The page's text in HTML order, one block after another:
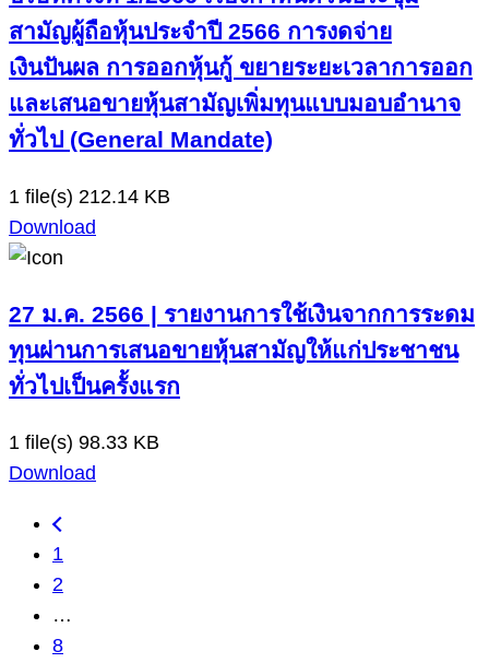
สามัญผู้ถือหุ้นประจำปี 2566 การงดจ่าย
เงินปันผล การออกหุ้นกู้ ขยายระยะเวลาการออก
และเสนอขายหุ้นสามัญเพิ่มทุนแบบมอบอำนาจ
ทั่วไป (General Mandate)
1 file(s) 212.14 KB
Download
27 ม.ค. 2566 | รายงานการใช้เงินจากการระดม
ทุนผ่านการเสนอขายหุ้นสามัญให้แก่ประชาชน
ทั่วไปเป็นครั้งแรก
1 file(s) 98.33 KB
Download
1
2
…
8